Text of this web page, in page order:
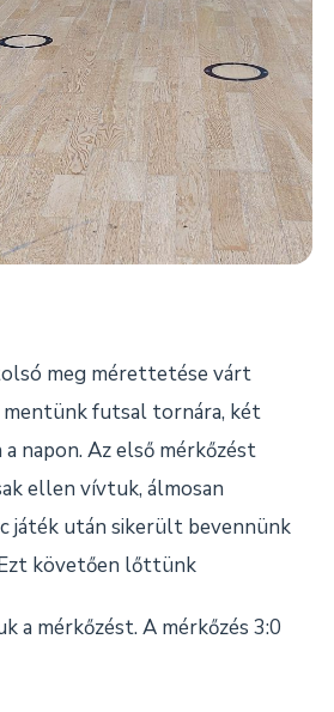
meg mérettetése várt
mentünk futsal tornára, két
napon. Az első mérkőzést
ellen vívtuk, álmosan
játék után sikerült bevennünk
követően lőttünk
a mérkőzést. A mérkőzés 3:0